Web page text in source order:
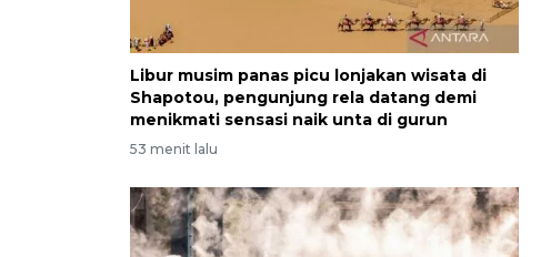
Libur musim panas picu lonjakan wisata di
Shapotou, pengunjung rela datang demi
menikmati sensasi naik unta di gurun
53 menit lalu